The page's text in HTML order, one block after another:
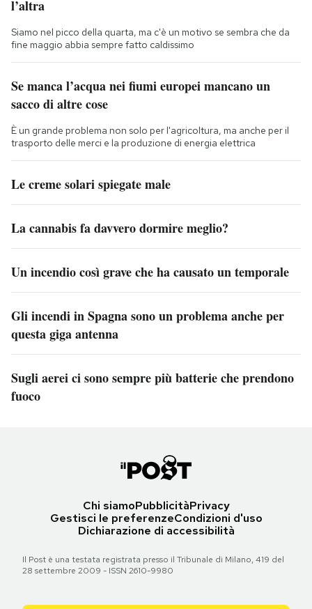
l’altra
Siamo nel picco della quarta, ma c'è un motivo se sembra che da
fine maggio abbia sempre fatto caldissimo
Se manca l’acqua nei fiumi europei mancano un
sacco di altre cose
È un grande problema non solo per l'agricoltura, ma anche per il
trasporto delle merci e la produzione di energia elettrica
Le creme solari spiegate male
La cannabis fa davvero dormire meglio?
Un incendio così grave che ha causato un temporale
Gli incendi in Spagna sono un problema anche per
questa giga antenna
Sugli aerei ci sono sempre più batterie che prendono
fuoco
Chi siamoPubblicitàPrivacy
Gestisci le preferenzeCondizioni d'uso
Dichiarazione di accessibilità
Il Post è una testata registrata presso il Tribunale di Milano, 419 del
28 settembre 2009 - ISSN 2610-9980